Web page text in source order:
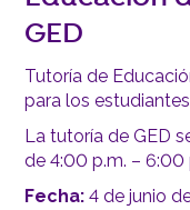
GED
Tutoría de
para los
La tutoría de GED
de 4:00 p.m. – 6:00
Fecha: 4 de junio